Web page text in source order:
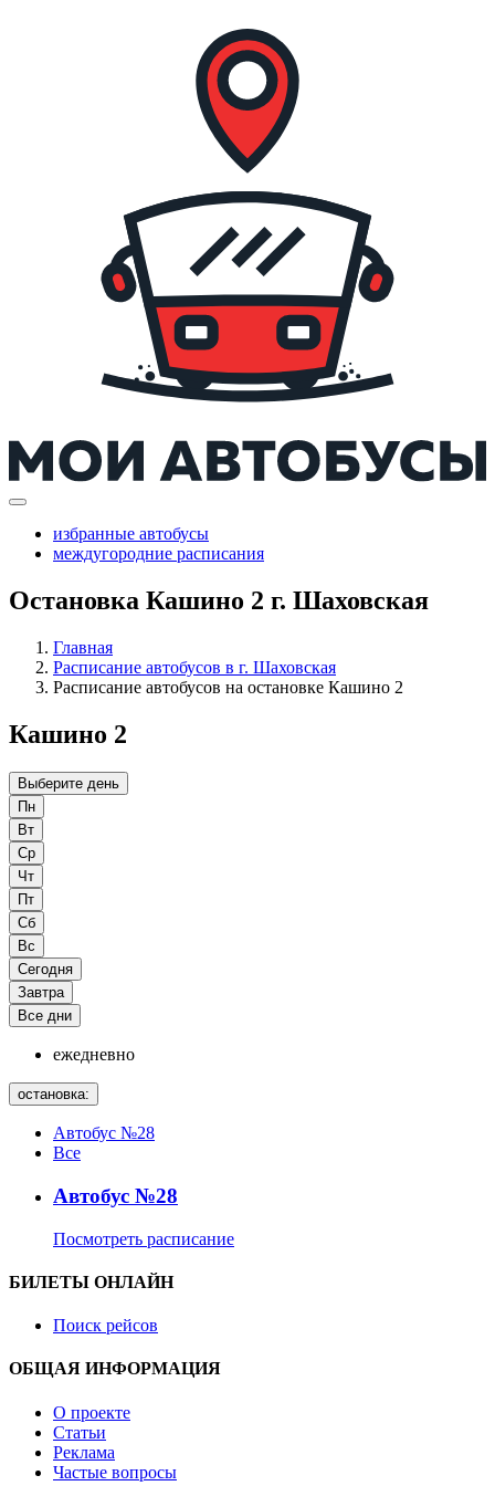
избранные автобусы
междугородние расписания
Остановка Кашино 2 г. Шаховская
Главная
Расписание автобусов в г. Шаховская
Расписание автобусов на остановке Кашино 2
Кашино 2
Выберите день
Пн
Вт
Ср
Чт
Пт
Сб
Вс
Сегодня
Завтра
Все дни
ежедневно
остановка:
Автобус №28
Все
Автобус №28
Посмотреть расписание
БИЛЕТЫ ОНЛАЙН
Поиск рейсов
ОБЩАЯ ИНФОРМАЦИЯ
О проекте
Статьи
Реклама
Частые вопросы